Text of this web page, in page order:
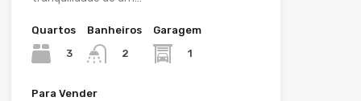
Quartos
3
Banheiros
2
Garagem
1
Para Vender